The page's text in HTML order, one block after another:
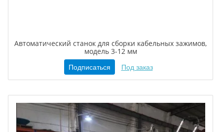
Автоматический станок для сборки кабельных зажимов,
модель 3-12 мм
Подписаться Под заказ